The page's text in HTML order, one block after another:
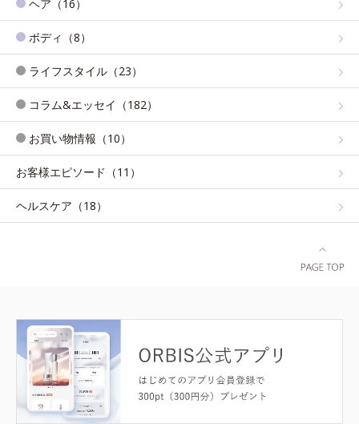
ヘア（16）
ボディ（8）
ライフスタイル（23）
コラム&エッセイ（182）
お買い物情報（10）
お客様エピソード（11）
ヘルスケア（18）